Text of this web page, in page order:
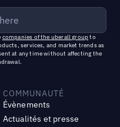
companies of the uberall groupto
services, and market trends as
at any time without affecting the
COMMUNAUTÉ
Évènements
Actualités et presse